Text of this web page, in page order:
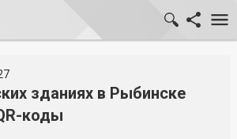
зданиях в Рыбинске
коды